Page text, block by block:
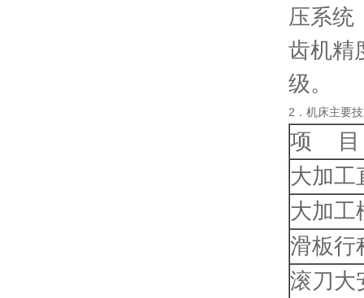
压系统
齿机精
级。
2．机床主要
项 目
大加工
大加工
滑板行
滚刀大